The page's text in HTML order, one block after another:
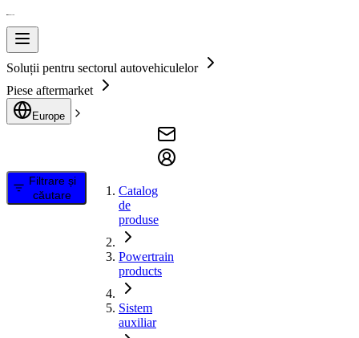
Soluții pentru sectorul autovehiculelor
Piese aftermarket
Europe
Filtrare și
căutare
Catalog
de
produse
Powertrain
products
Sistem
auxiliar